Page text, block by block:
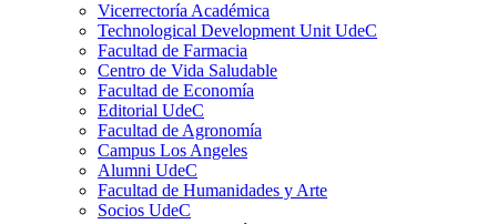
Vicerrectoría Académica
Technological Development Unit UdeC
Facultad de Farmacia
Centro de Vida Saludable
Facultad de Economía
Editorial UdeC
Facultad de Agronomía
Campus Los Angeles
Alumni UdeC
Facultad de Humanidades y Arte
Socios UdeC